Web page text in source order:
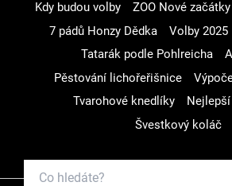
Kdy budou volby
ZOO Nové začátky
7 pádů Honzy Dědka
Volby 2025
Tatarák podle Pohlreicha
Pěstování lichořeřišnice
Tvarohové knedlíky
Švestkový koláč